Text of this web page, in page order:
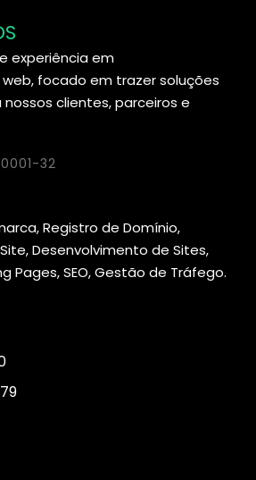
experiência em
focado em trazer soluções
clientes, parceiros e
32
Registro de Domínio,
Desenvolvimento de Sites,
Pages, SEO, Gestão de Tráfego.